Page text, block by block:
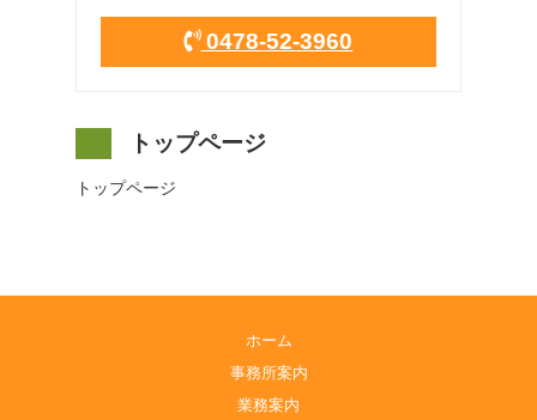
0478-52-3960
トップページ
トップページ
ホーム
事務所案内
業務案内